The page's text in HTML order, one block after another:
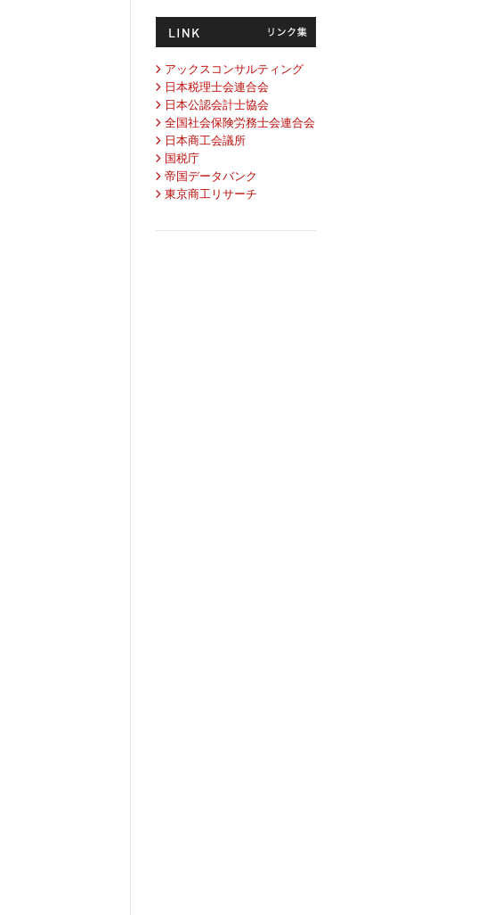
アックスコンサルティング
日本税理士会連合会
日本公認会計士協会
全国社会保険労務士会連合会
日本商工会議所
国税庁
帝国データバンク
東京商工リサーチ